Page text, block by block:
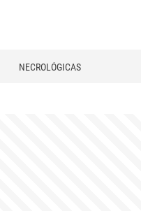
NECROLÓGICAS